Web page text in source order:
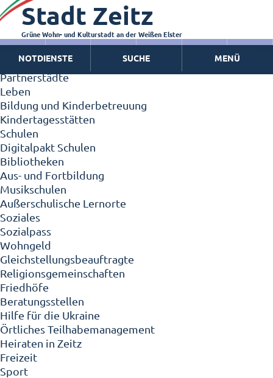
Zeitz - Die Kleinstadt
Willkommen in Zeitz!
Interview mit Oberbürgermeister Christian Thieme
Zeitz - Stadt der Zukunft
Ortschaften
Partnerstädte
Leben
Bildung und Kinderbetreuung
Kindertagesstätten
Schulen
Digitalpakt Schulen
Bibliotheken
Aus- und Fortbildung
Musikschulen
Außerschulische Lernorte
Soziales
Sozialpass
Wohngeld
Gleichstellungsbeauftragte
Religionsgemeinschaften
Friedhöfe
Beratungsstellen
Hilfe für die Ukraine
Örtliches Teilhabemanagement
Heiraten in Zeitz
Freizeit
Sport
Stadt Zeitz
Grüne Wohn- und Kulturstadt an der Weißen Elster
NOTDIENSTE SUCHE MENÜ